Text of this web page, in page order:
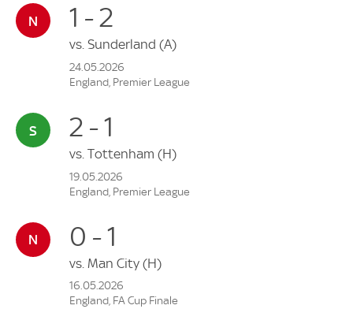
1 - 2
vs. Sunderland (A)
24.05.2026
England, Premier League
2 - 1
vs. Tottenham (H)
19.05.2026
England, Premier League
0 - 1
vs. Man City (H)
16.05.2026
England, FA Cup Finale